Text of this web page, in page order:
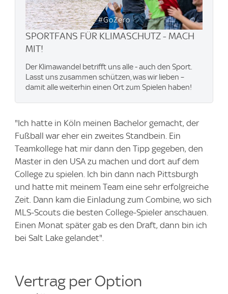
SPORTFANS FÜR KLIMASCHUTZ - MACH
MIT!
Der Klimawandel betrifft uns alle - auch den Sport.
Lasst uns zusammen schützen, was wir lieben –
damit alle weiterhin einen Ort zum Spielen haben!
"Ich hatte in Köln meinen Bachelor gemacht, der
Fußball war eher ein zweites Standbein. Ein
Teamkollege hat mir dann den Tipp gegeben, den
Master in den USA zu machen und dort auf dem
College zu spielen. Ich bin dann nach Pittsburgh
und hatte mit meinem Team eine sehr erfolgreiche
Zeit. Dann kam die Einladung zum Combine, wo sich
MLS-Scouts die besten College-Spieler anschauen.
Einen Monat später gab es den Draft, dann bin ich
bei Salt Lake gelandet".
Vertrag per Option